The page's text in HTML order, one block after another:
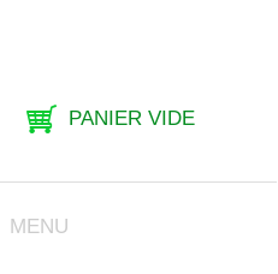
PANIER VIDE
MENU